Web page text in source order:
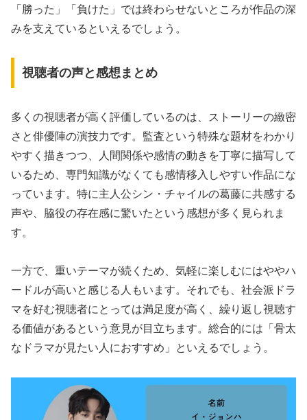
「勝った」「負けた」では終わらせないところが作品の深
みを支えているといえるでしょう。
視聴者の声と感想まとめ
多くの視聴者が高く評価しているのは、ストーリーの緻密
さと俳優陣の演技力です。監査という特殊な題材をわかり
やすく描きつつ、人間関係や感情の動きを丁寧に描写して
いるため、専門知識がなくても感情移入しやすい作品にな
っています。特に主人公シン・チャイルの葛藤に共感する
声や、脇役の存在感に驚いたという感想が多く見られま
す。
一方で、重いテーマが続くため、気軽に楽しむにはややハ
ードルが高いと感じる人もいます。それでも、社会派ドラ
マを好む視聴者にとっては満足度が高く、繰り返し視聴す
る価値があるという意見が目立ちます。総合的には「骨太
なドラマが見たい人におすすめ」といえるでしょう。